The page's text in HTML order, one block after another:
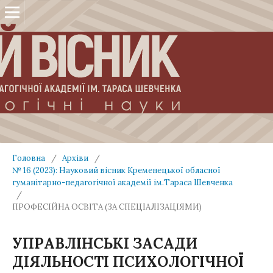
Головна / Архіви
/
№ 16 (2023): Науковий вісник Кременецької обласної
гуманітарно-педагогічної академії ім.Тараса Шевченка
/
ПРОФЕСІЙНА ОСВІТА (ЗА СПЕЦІАЛІЗАЦІЯМИ)
УПРАВЛІНСЬКІ ЗАСАДИ
ДІЯЛЬНОСТІ ПСИХОЛОГІЧНОЇ